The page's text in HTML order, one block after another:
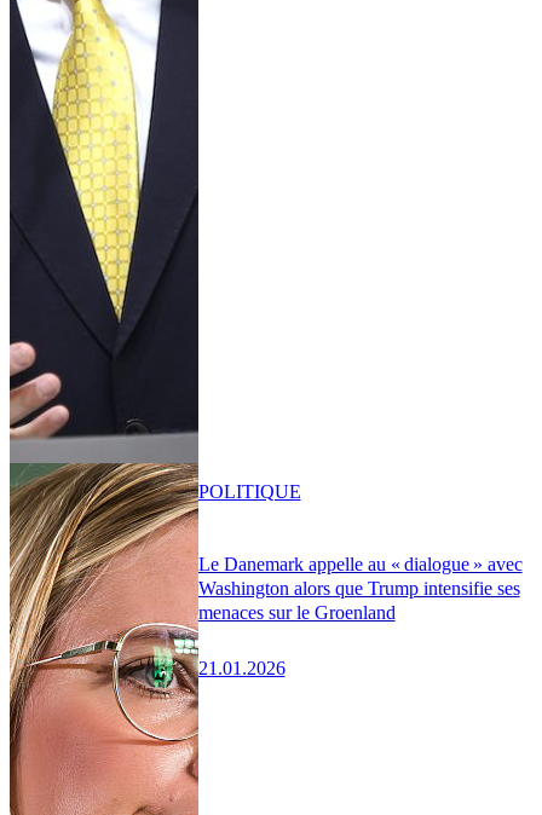
Le Danemark appelle au « dialogue » avec
Washington alors que Trump intensifie ses
menaces sur le Groenland
21.01.2026
POLITIQUE